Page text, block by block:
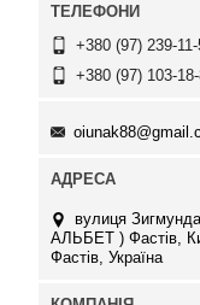
+380 (97) 239-
+380 (97) 103-
вулиця
АЛЬБЕТ ) Фастів,
Фастів, Україна